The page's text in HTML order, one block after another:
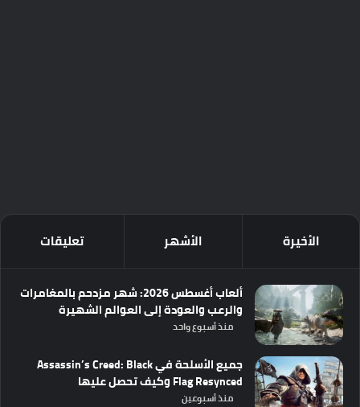
الأخيرة الأشهر تعليقات
ألعاب أغسطس 2026: شهر مزدحم بالمغامرات
والرعب والعودة إلى العوالم الشهيرة
منذ أسبوع واحد
جميع الأسلحة في Assassin’s Creed: Black
Flag Resynced وكيف تحصل عليها
منذ أسبوعين